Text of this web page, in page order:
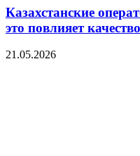
Казахстанские
это повлияет
21.05.2026